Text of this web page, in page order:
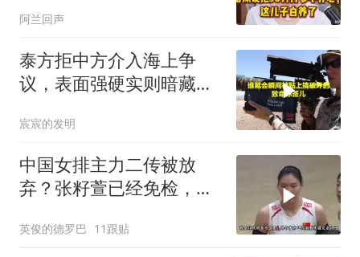
阿兰回声
泰方拒中方介入海上争
议，表面强硬实则暗藏玄
宸宸的发明
中国女排主力二传被放
弃？张籽萱已经免检，赵
英俊的德罗巴 11跟贴